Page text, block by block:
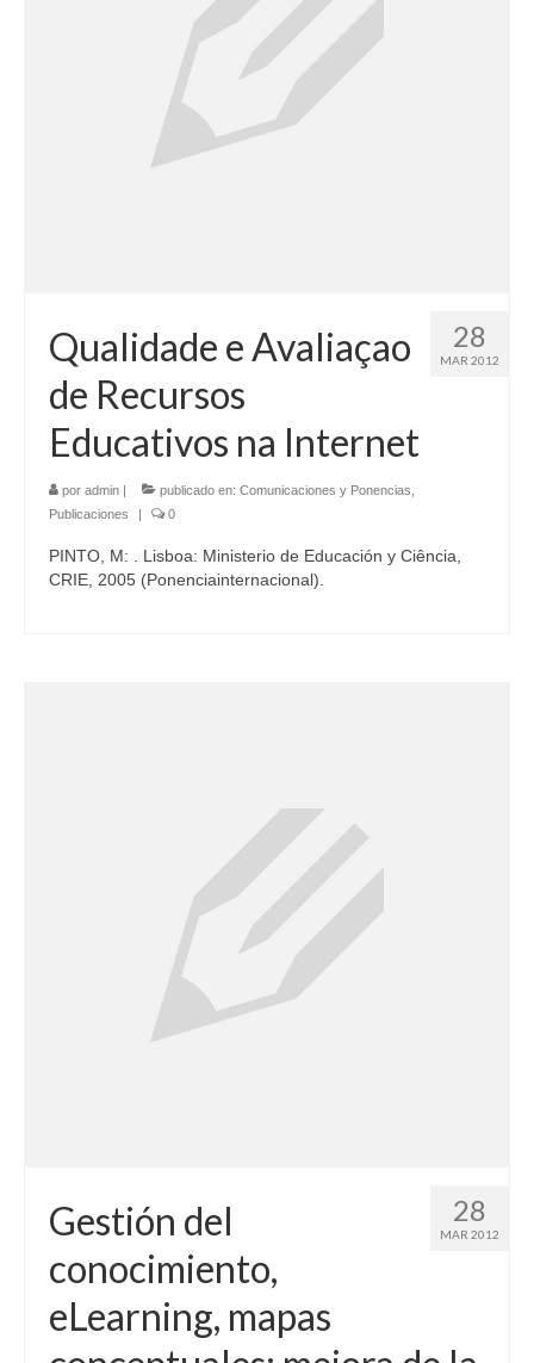
28
MAR 2012
Qualidade e Avaliaçao
de Recursos
Educativos na Internet
por admin | publicado en: Comunicaciones y Ponencias
Publicaciones
| 0
PINTO, M: . Lisboa: Ministerio de Educación y Ciência,
CRIE, 2005 (Ponenciainternacional).
28
MAR 2012
Gestión del
conocimiento,
eLearning, mapas